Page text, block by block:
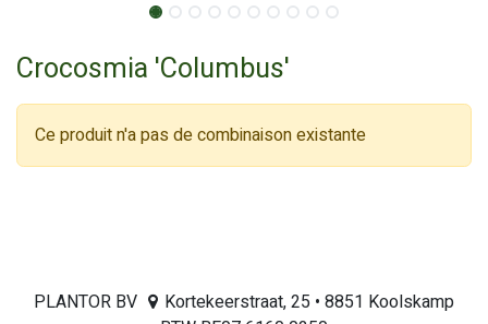
Crocosmia 'Columbus'
Ce produit n'a pas de combinaison existante
PLANTOR BV
Kortekeerstraat, 25 • 8851 Koolskamp